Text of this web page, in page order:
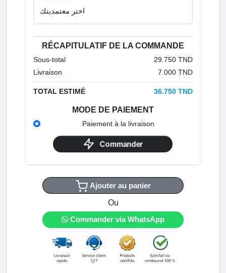
RÉCAPITULATIF DE LA COMMANDE
Sous-total
29.750 TND
Livraison
7.000 TND
TOTAL ESTIMÉ 36.750 TND
MODE DE PAIEMENT
Paiement à la livraison
Commander
Ajouter au panier
Ou
Commander via WhatsApp